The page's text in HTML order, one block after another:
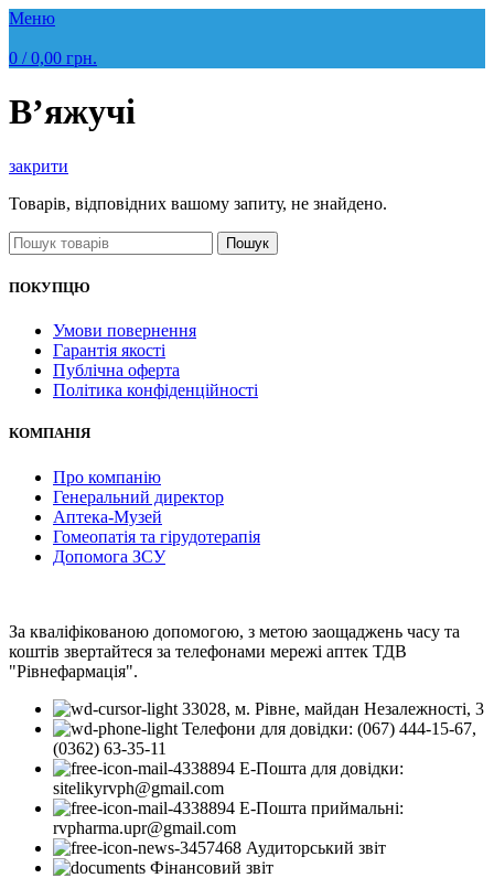
Меню
0 / 0,00 грн.
В’яжучі
закрити
Товарів, відповідних вашому запиту, не знайдено.
Пошук
ПОКУПЦЮ
Умови повернення
Гарантія якості
Публічна оферта
Політика конфіденційності
КОМПАНІЯ
Про компанію
Генеральний директор
Аптека-Музей
Гомеопатія та гірудотерапія
Допомога ЗСУ
За кваліфікованою допомогою, з метою заощаджень часу та
коштів звертайтеся за телефонами мережі аптек ТДВ
"Рівнефармація".
33028, м. Рівне, майдан Незалежності, 3
Телефони для довідки: (067) 444-15-67,
(0362) 63-35-11
Е-Пошта для довідки:
sitelikyrvph@gmail.com
Е-Пошта приймальні:
rvpharma.upr@gmail.com
Аудиторський звіт
Фінансовий звіт